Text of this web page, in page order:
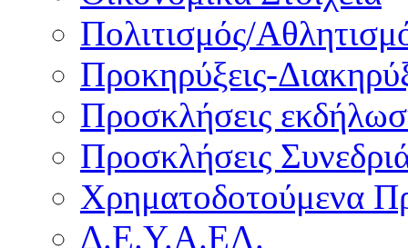
Πολιτισμός/
Προκηρύξεις-
Προσκλήσεις
Προσκλήσεις
Χρηματοδοτούμενα
Δ.Ε.Υ.Α.ΕΛ.